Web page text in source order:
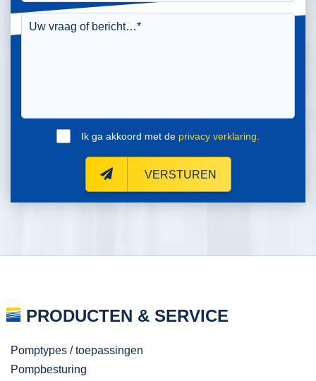
Ik ga akkoord met de privacy verklaring
VERSTUREN
PRODUCTEN & SERVICE
Pomptypes / toepassingen
Pompbesturing